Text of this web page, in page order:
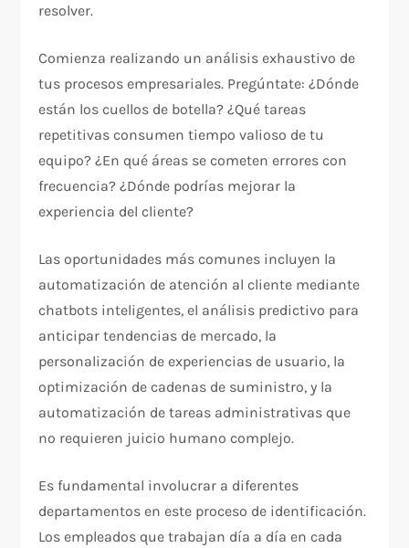
resolver.
Comienza realizando un análisis exhaustivo de
tus procesos empresariales. Pregúntate: ¿Dónde
están los cuellos de botella? ¿Qué tareas
repetitivas consumen tiempo valioso de tu
equipo? ¿En qué áreas se cometen errores con
frecuencia? ¿Dónde podrías mejorar la
experiencia del cliente?
Las oportunidades más comunes incluyen la
automatización de atención al cliente mediante
chatbots inteligentes, el análisis predictivo para
anticipar tendencias de mercado, la
personalización de experiencias de usuario, la
optimización de cadenas de suministro, y la
automatización de tareas administrativas que
no requieren juicio humano complejo.
Es fundamental involucrar a diferentes
departamentos en este proceso de identificación.
Los empleados que trabajan día a día en cada